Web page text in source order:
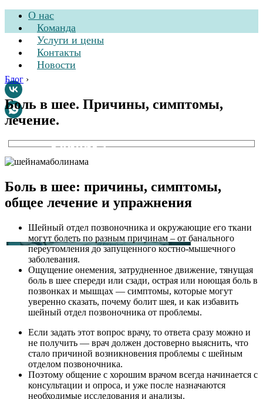
О нас
Команда
Услуги и цены
Контакты
Новости
Стоматологическая
клиника
Блог ›
Боль в шее. Причины, симптомы,
лечение.
Боль в шее: причины, симптомы,
общее лечение и упражнения
Шейный отдел позвоночника и окружающие его ткани
могут болеть по разным причинам – от банального
переутомления до запущенного костно-мышечного
заболевания.
Ощущение онемения, затрудненное движение, тянущая
боль в шее спереди или сзади, острая или ноющая боль в
позвонках и мышцах — симптомы, которые могут
уверенно сказать, почему болит шея, и как избавить
шейный отдел позвоночника от проблемы.
Если задать этот вопрос врачу, то ответа сразу можно и
не получить — врач должен достоверно выяснить, что
стало причиной возникновения проблемы с шейным
отделом позвоночника.
Поэтому общение с хорошим врачом всегда начинается с
консультации и опроса, и уже после назначаются
необходимые исследования и анализы.